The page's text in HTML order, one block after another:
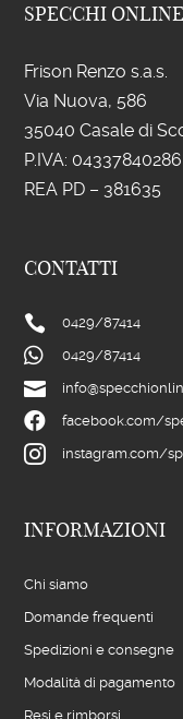
SPECCHI ONLINE
Frison Renzo s.a.s.
Via Nuova, 586
35040 Casale di
P.IVA: 04337840286
REA PD – 381635
CONTATTI
 0429/87414
 0429/87414

 facebook.com/
 instagram.com/
INFORMAZIONI
Chi siamo
Domande frequenti
Spedizioni e consegne
Modalità di pagamento
Resi e rimborsi